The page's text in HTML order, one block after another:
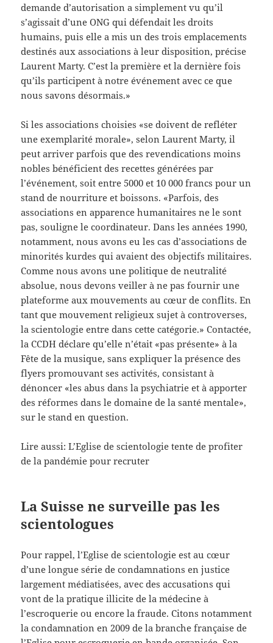
demande d’autorisation a simplement vu qu’il
s’agissait d’une ONG qui défendait les droits
humains, puis elle a mis un des trois emplacements
destinés aux associations à leur disposition, précise
Laurent Marty. C’est la première et la dernière fois
qu’ils participent à notre événement avec ce que
nous savons désormais.»
Si les associations choisies «se doivent de refléter
une exemplarité morale», selon Laurent Marty, il
peut arriver parfois que des revendications moins
nobles bénéficient des recettes générées par
l’événement, soit entre 5000 et 10 000 francs pour un
stand de nourriture et boissons. «Parfois, des
associations en apparence humanitaires ne le sont
pas, souligne le coordinateur. Dans les années 1990,
notamment, nous avons eu les cas d’associations de
minorités kurdes qui avaient des objectifs militaires.
Comme nous avons une politique de neutralité
absolue, nous devons veiller à ne pas fournir une
plateforme aux mouvements au cœur de conflits. En
tant que mouvement religieux sujet à controverses,
la scientologie entre dans cette catégorie.» Contactée,
la CCDH déclare qu’elle n’était «pas présente» à la
Fête de la musique, sans expliquer la présence des
flyers promouvant ses activités, consistant à
dénoncer «les abus dans la psychiatrie et à apporter
des réformes dans le domaine de la santé mentale»,
sur le stand en question.
Lire aussi: L’Eglise de scientologie tente de profiter
de la pandémie pour recruter
La Suisse ne surveille pas les
scientologues
Pour rappel, l’Eglise de scientologie est au cœur
d’une longue série de condamnations en justice
largement médiatisées, avec des accusations qui
vont de la pratique illicite de la médecine à
l’escroquerie ou encore la fraude. Citons notamment
la condamnation en 2009 de la branche française de